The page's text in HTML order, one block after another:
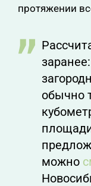
протяжении
обычно
можно